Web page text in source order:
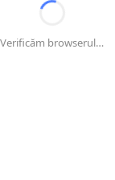
Verificăm browserul…